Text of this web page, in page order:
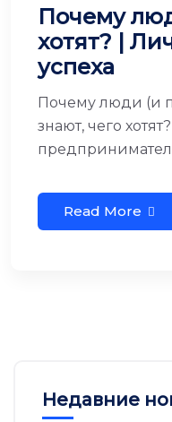
Почему
хотят? |
успеха
Почему люди (и
знают, чего
Read More
Недавние